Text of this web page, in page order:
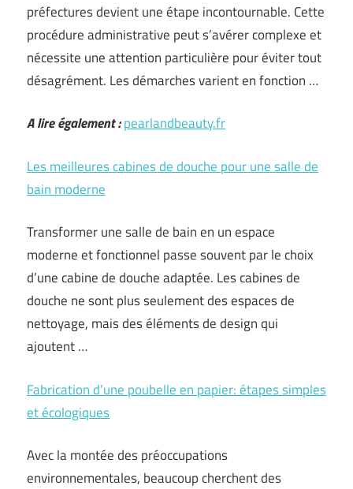
préfectures devient une étape incontournable. Cette
procédure administrative peut s’avérer complexe et
nécessite une attention particulière pour éviter tout
désagrément. Les démarches varient en fonction …
A lire également :pearlandbeauty.fr
Les meilleures cabines de douche pour une salle de
bain moderne
Transformer une salle de bain en un espace
moderne et fonctionnel passe souvent par le choix
d’une cabine de douche adaptée. Les cabines de
douche ne sont plus seulement des espaces de
nettoyage, mais des éléments de design qui
ajoutent …
Fabrication d’une poubelle en papier: étapes simples
et écologiques
Avec la montée des préoccupations
environnementales, beaucoup cherchent des